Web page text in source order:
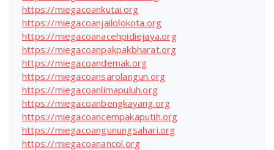
https://miegacoankutai.org
https://miegacoanjailolokota.org
https://miegacoanacehpidiejaya.org
https://miegacoanpakpakbharat.org
https://miegacoandemak.org
https://miegacoansarolangun.org
https://miegacoanlimapuluh.org
https://miegacoanbengkayang.org
https://miegacoancempakaputih.org
https://miegacoangunungsahari.org
https://miegacoanancol.org